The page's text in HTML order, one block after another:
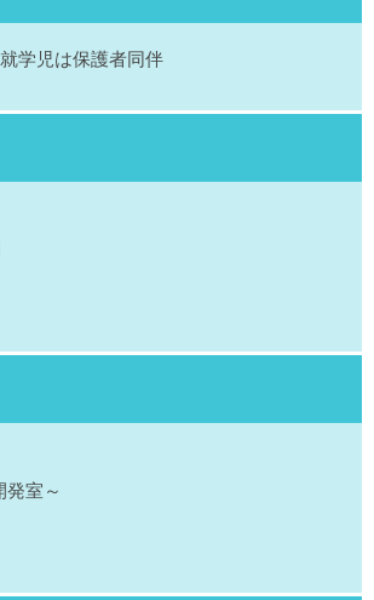
学児は保護者同伴
発室～